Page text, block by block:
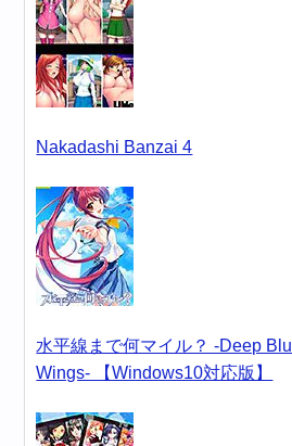
Nakadashi Banzai 4
水平線まで何マイル？ -Deep
Wings- 【Windows10対応版】